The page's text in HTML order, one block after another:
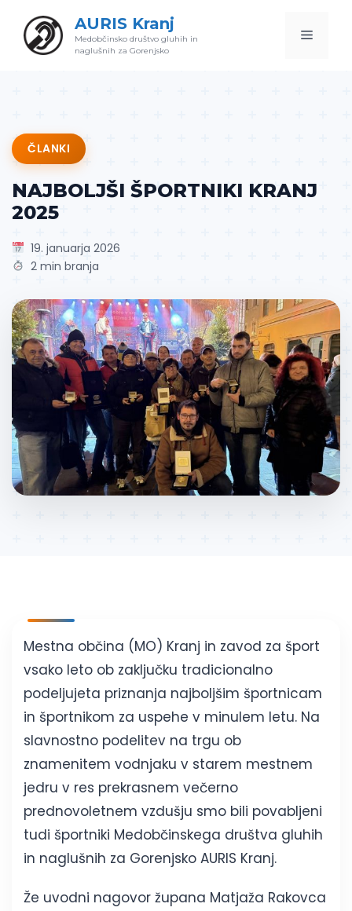
content
AURIS Kranj
Medobčinsko društvo gluhih in
naglušnih za Gorenjsko
Menu
ČLANKI
NAJBOLJŠI ŠPORTNIKI KRANJ
2025
19. januarja 2026
2 min branja
Mestna občina (MO) Kranj in zavod za šport
vsako leto ob zaključku tradicionalno
podeljujeta priznanja najboljšim športnicam
in športnikom za uspehe v minulem letu. Na
slavnostno podelitev na trgu ob
znamenitem vodnjaku v starem mestnem
jedru v res prekrasnem večerno
prednovoletnem vzdušju smo bili povabljeni
tudi športniki Medobčinskega društva gluhih
in naglušnih za Gorenjsko AURIS Kranj.
Že uvodni nagovor župana Matjaža Rakovca